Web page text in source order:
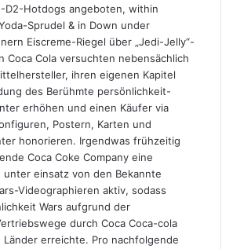
D2-Hotdogs angeboten, within
Sprudel & in Down under
Eiscreme-Riegel über „Jedi-Jelly“-
Coca Cola versuchten nebensächlich
ihren eigenen Kapitel
des Berühmte persönlichkeit-
erhöhen und einen Käufer via
Postern, Karten und
honorieren. Irgendwas frühzeitig
Coca Coke Company eine
unter einsatz von den Bekannte
Videographieren aktiv, sodass
Wars aufgrund der
durch Coca Coca-cola
erreichte. Pro nachfolgende